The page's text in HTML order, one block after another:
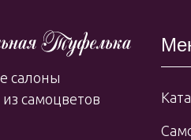
салоны
самоцветов